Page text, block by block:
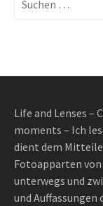
nach:
Life and Lenses –
moments – Ich
dient dem
Fotoapparten
unterwegs und
und